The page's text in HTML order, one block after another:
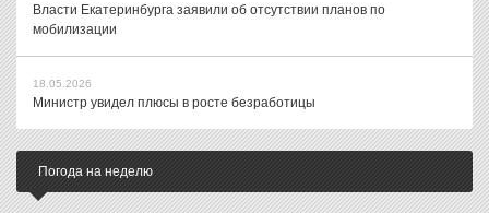
Власти Екатеринбурга заявили об отсутствии планов по
мобилизации
18.05.2026
Министр увидел плюсы в росте безработицы
Погода на неделю